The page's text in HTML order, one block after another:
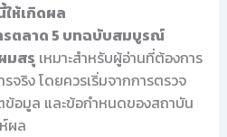
ห้เกิดผล
รตลาด 5 บทฉบับสมบูรณ์
มสรุเหมาะสำหรับผู้อ่านที่ต้องการ
จริง โดยควรเริ่มจากการตรวจ
ข้อมูล และข้อกำหนดของสถาบัน
ผล